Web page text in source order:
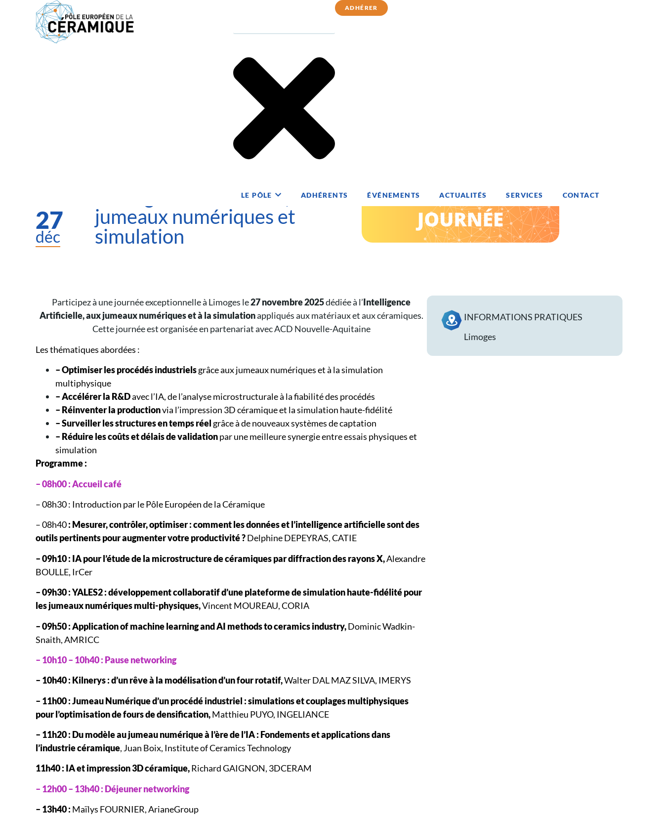
ADHÉRER
LE PÔLE ADHÉRENTS ÉVÉNEMENTS ACTUALITÉS SERVICES CONTACT
Intelligence artificielle, jumeaux numériques et simulation
27
déc
Intelligence artificielle,
jumeaux numériques et
simulation
Participez à une journée exceptionnelle à Limoges le27 novembre 2025dédiée à l’Intelligence
Artificielle, aux jumeaux numériques et à la simulationappliqués aux matériaux et aux céramiques.
Cette journée est organisée en partenariat avec ACD Nouvelle-Aquitaine
Les thématiques abordées :
– Optimiser les procédés industrielsgrâce aux jumeaux numériques et à la simulation
multiphysique
– Accélérer la R&Davec l’IA, de l’analyse microstructurale à la fiabilité des procédés
– Réinventer la productionvia l’impression 3D céramique et la simulation haute-fidélité
– Surveiller les structures en temps réel grâce à de nouveaux systèmes de captation
– Réduire les coûts et délais de validationpar une meilleure synergie entre essais physiques et
simulation
Programme :
– 08h00 : Accueil café
– 08h30 : Introduction par le Pôle Européen de la Céramique
– 08h40: Mesurer, contrôler, optimiser : comment les données et l’intelligence artificielle sont des
outils pertinents pour augmenter votre productivité ?Delphine DEPEYRAS, CATIE
– 09h10 : IA pour l’étude de la microstructure de céramiques par diffraction des rayons X,Alexandre
BOULLE, IrCer
– 09h30 : YALES2 : développement collaboratif d’une plateforme de simulation haute-fidélité pour
les jumeaux numériques multi-physiques,Vincent MOUREAU, CORIA
– 09h50 : Application of machine learning and AI methods to ceramics industry,Dominic Wadkin-
Snaith, AMRICC
– 10h10 – 10h40 : Pause networking
– 10h40 : Kilnerys : d’un rêve à la modélisation d’un four rotatif,Walter DAL MAZ SILVA, IMERYS
– 11h00 : Jumeau Numérique d’un procédé industriel : simulations et couplages multiphysiques
pour l’optimisation de fours de densification,Matthieu PUYO, INGELIANCE
– 11h20 : Du modèle au jumeau numérique à l’ère de l’IA : Fondements et applications dans
l’industrie céramique, Juan Boix, Institute of Ceramics Technology
11h40 : IA et impression 3D céramique,Richard GAIGNON, 3DCERAM
– 12h00 – 13h40 : Déjeuner networking
– 13h40 : Maïlys FOURNIER, ArianeGroup
INFORMATIONS PRATIQUES
Limoges